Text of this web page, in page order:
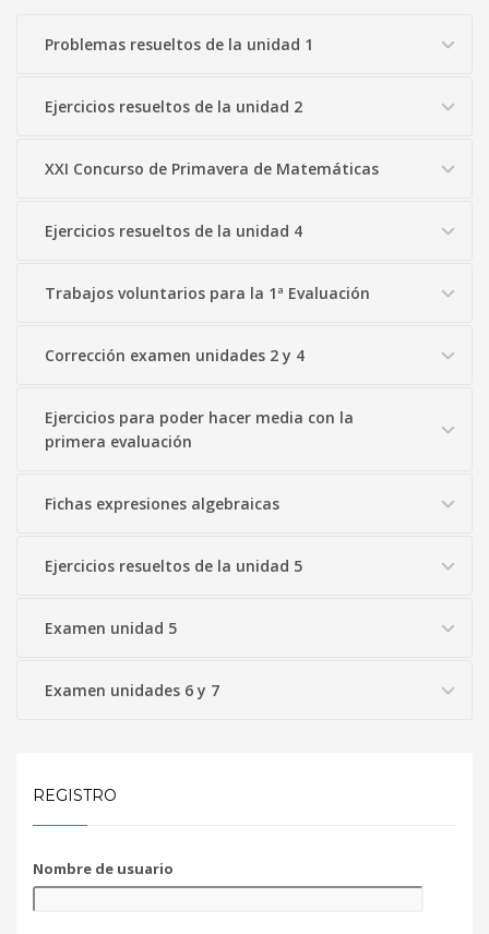
Problemas resueltos de la unidad 1
Ejercicios resueltos de la unidad 2
XXI Concurso de Primavera de Matemáticas
Ejercicios resueltos de la unidad 4
Trabajos voluntarios para la 1ª Evaluación
Corrección examen unidades 2 y 4
Ejercicios para poder hacer media con la
primera evaluación
Fichas expresiones algebraicas
Ejercicios resueltos de la unidad 5
Examen unidad 5
Examen unidades 6 y 7
REGISTRO
Nombre de usuario